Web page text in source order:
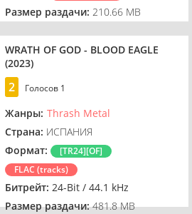
Размер раздачи: 210.66 MB
WRATH OF GOD - BLOOD EAGLE
(2023)
2 Голосов 1
Жанры: Thrash Metal
Страна: ИСПАНИЯ
Формат:
[TR24][OF]
FLAC (tracks)
Битрейт: 24-Bit / 44.1 kHz
Размер раздачи: 481.8 MB